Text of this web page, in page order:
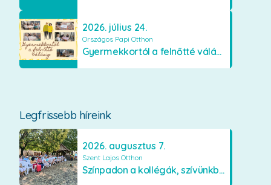
2026. július 24.
Országos Papi Otthon
Gyermekkortól a felnőtté válásig
Legfrissebb híreink
2026. augusztus 7.
Szent Lajos Otthon
Színpadon a kollégák, szívünkben a lakók